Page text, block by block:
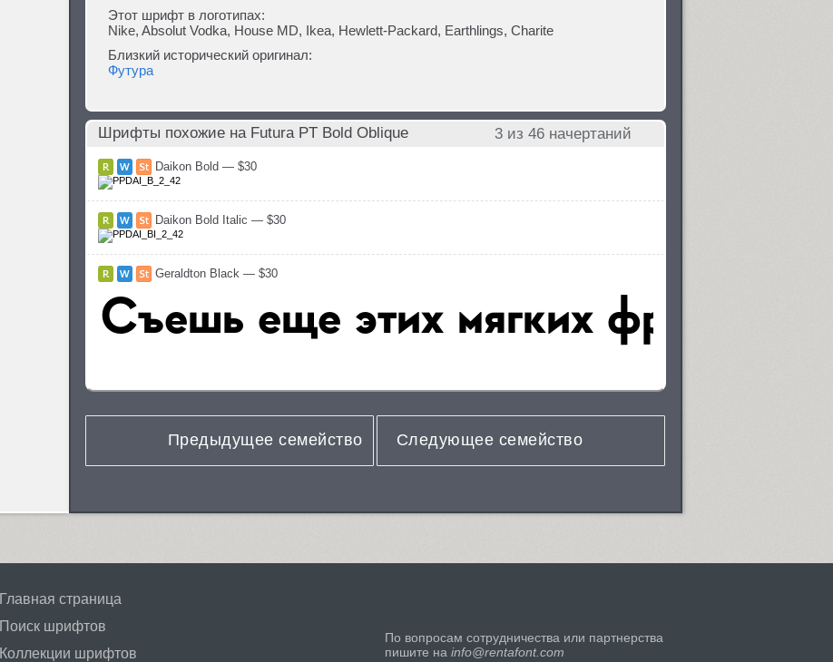
Этот шрифт в логотипах:
Nike, Absolut Vodka, House MD, Ikea, Hewlett-Packard, Earthlings, Charite
Близкий исторический оригинал:
Футура
Шрифты похожие на Futura PT Bold Oblique 3из 46 начертаний
Daikon Bold — $30
Daikon Bold Italic — $30
Geraldton Black — $30
Предыдущее семейство Следующее семейство
Главная страница
Поиск шрифтов
Коллекции шрифтов
По вопросам сотрудничества или партнерства
пишите на info@rentafont.com